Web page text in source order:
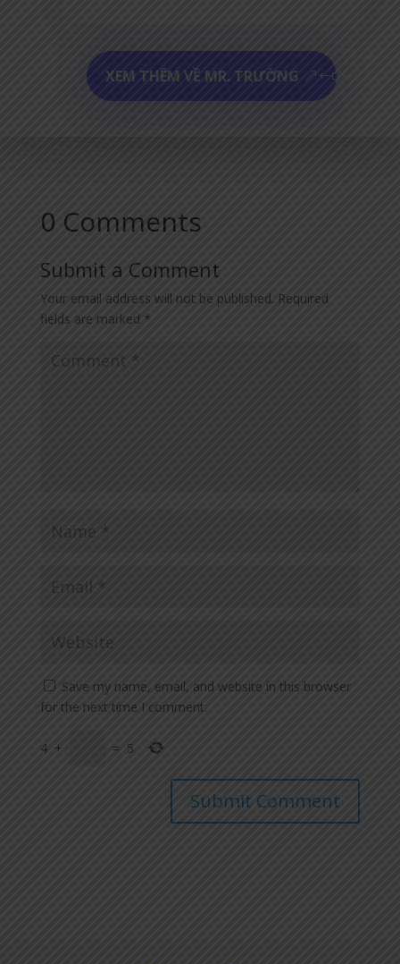
XEM THÊM VỀ MR. TRƯỜNG
0 Comments
Submit a Comment
Your email address will not be published. Required
fields are marked *
Save my name, email, and website in this browser
for the next time I comment.
4 + = 5
Submit Comment